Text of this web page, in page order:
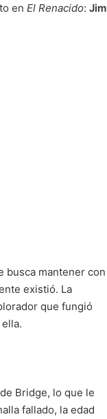
en El Renacido: Jim
busca mantener con
existió. La
que fungió
Bridge, lo que le
fallado, la edad